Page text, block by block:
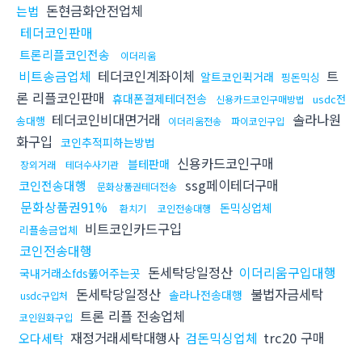
는법 돈현금화안전업체
테더코인판매
트론리플코인전송 이더리움
비트송금업체 테더코인계좌이체 알트코인퀵거래 핑돈믹싱 트
론 리플코인판매 휴대폰결제테더전송 신용카드코인구매방법
usdc전
송대행 테더코인비대면거래 이더리움전송 파이코인구입
솔라나원
화구입 코인추적피하는방법
장외거래 테더수사기관 블테판매 신용카드코인구매
코인전송대행 문화상품권테더전송 ssg페이테더구매
문화상품권91%
환치기 코인전송대행 돈믹싱업체
리플송금업체 비트코인카드구입
코인전송대행
국내거래소fds뚫어주는곳 돈세탁당일정산 이더리움구입대행
usdc구입처 돈세탁당일정산 솔라나전송대행 불법자금세탁
코인원화구입 트론 리플 전송업체
오다세탁 재정거래세탁대행사 검돈믹싱업체 trc20 구매